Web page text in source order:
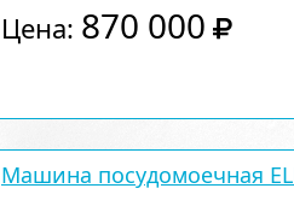
Цена: 870 000
Машина посудомоечная